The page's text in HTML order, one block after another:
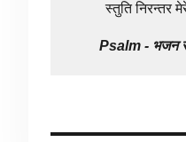
स्तुति निरन्तर
Psalm - भजन